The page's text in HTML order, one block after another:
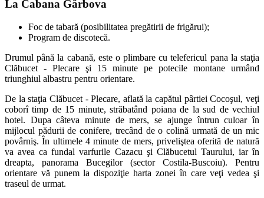
La Cabana Gârbova
Foc de tabară (posibilitatea pregătirii de frigărui);
Program de discotecă.
Drumul până la cabană, este o plimbare cu telefericul pana la staţia
Clăbucet - Plecare şi 15 minute pe potecile montane urmând
triunghiul albastru pentru orientare.
De la staţia Clăbucet - Plecare, aflată la capătul pârtiei Cocoşul, veţi
coborî timp de 15 minute, străbatând poiana de la sud de vechiul
hotel. Dupa câteva minute de mers, se ajunge întrun culoar în
mijlocul pădurii de conifere, trecând de o colină urmată de un mic
povârniş. În ultimele 4 minute de mers, priveliştea oferită de natură
va avea ca fundal varfurile Cazacu şi Clăbucetul Taurului, iar în
dreapta, panorama Bucegilor (sector Costila-Buscoiu). Pentru
orientare vă punem la dispoziţie harta zonei în care veţi vedea şi
traseul de urmat.